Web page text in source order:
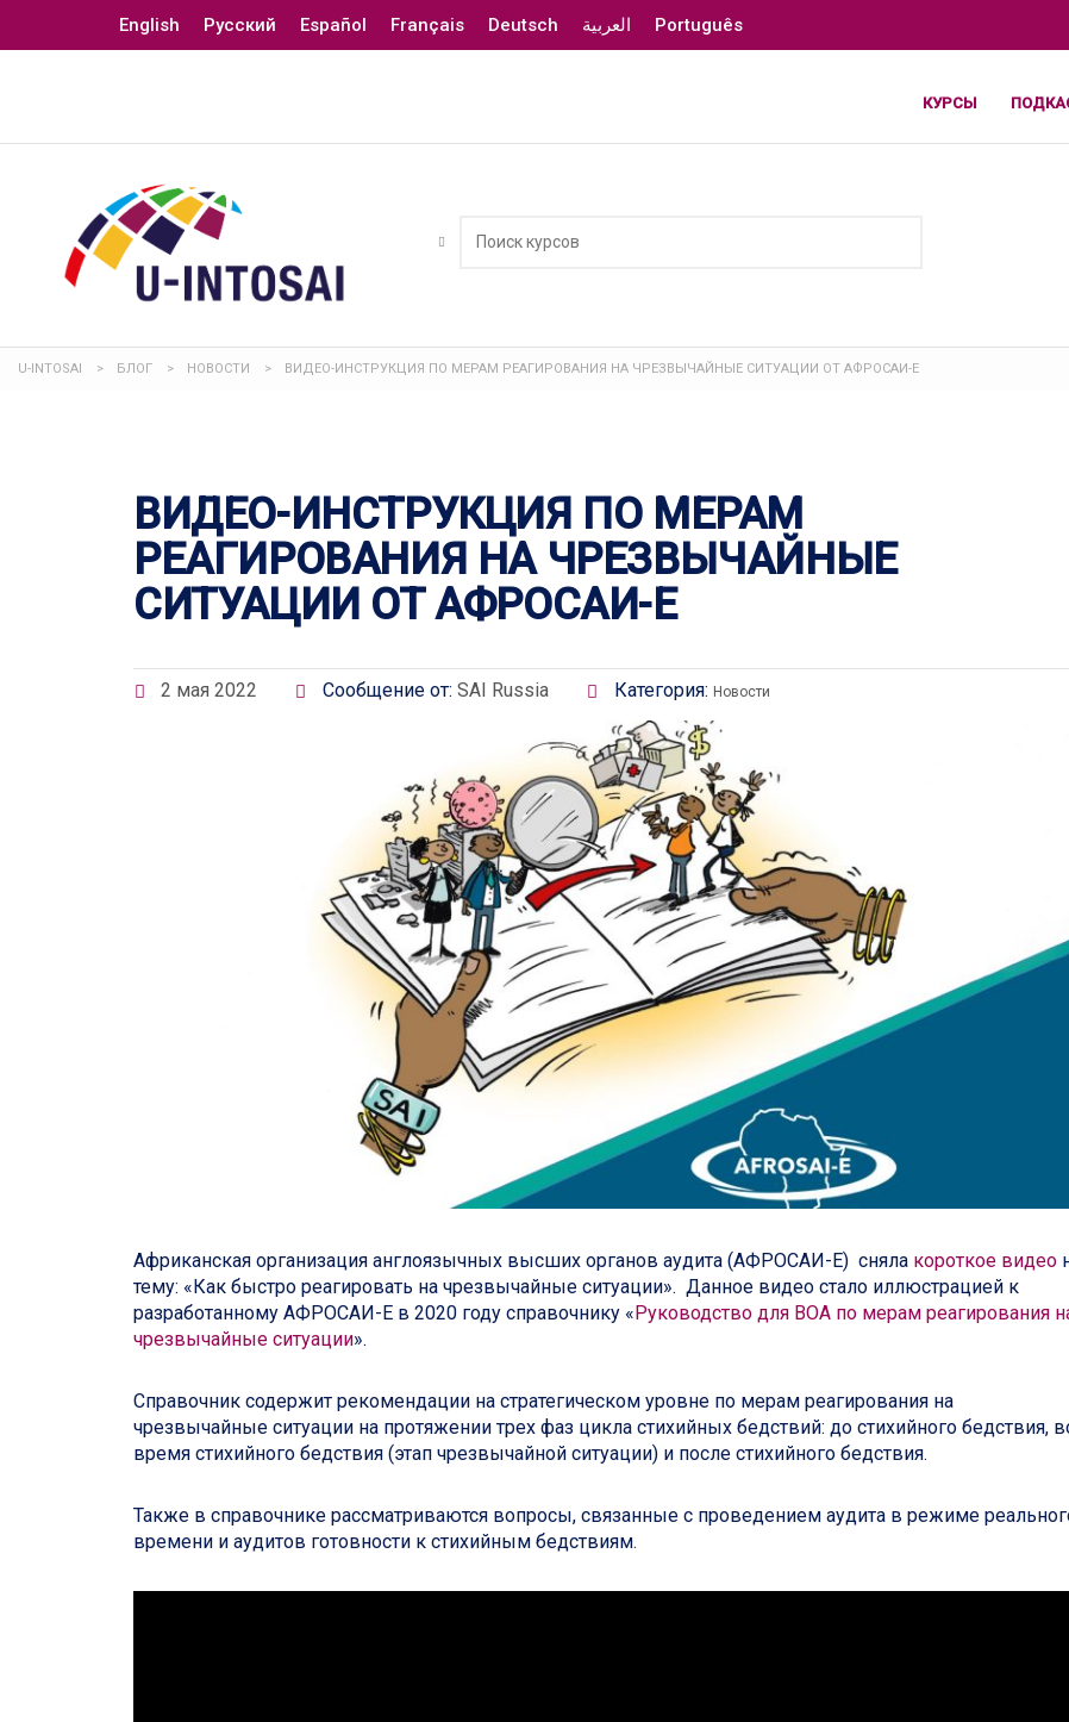
English Русский Español Français Deutsch العربية Português
КУРСЫ
U-INTOSAI > БЛОГ > НОВОСТИ > ВИДЕО-ИНСТРУКЦИЯ ПО МЕРАМ РЕАГИРОВАНИЯ НА ЧРЕЗВЫЧАЙНЫЕ СИТУАЦИИ ОТ АФРОСАИ-Е
ВИДЕО-ИНСТРУКЦИЯ ПО МЕРАМ
РЕАГИРОВАНИЯ НА ЧРЕЗВЫЧАЙНЫЕ
СИТУАЦИИ ОТ АФРОСАИ-Е
2 мая 2022 Сообщение от: SAI Russia Категория: Новости
Африканская организация англоязычных высших органов аудита (АФРОСАИ-E) сняла короткое видео
тему: «Как быстро реагировать на чрезвычайные ситуации». Данное видео стало иллюстрацией к
разработанному АФРОСАИ-Е в 2020 году справочнику «Руководство для ВОА по мерам реагирования
чрезвычайные ситуации».
Справочник содержит рекомендации на стратегическом уровне по мерам реагирования на
чрезвычайные ситуации на протяжении трех фаз цикла стихийных бедствий: до стихийного бедствия,
время стихийного бедствия (этап чрезвычайной ситуации) и после стихийного бедствия.
Также в справочнике рассматриваются вопросы, связанные с проведением аудита в режиме
времени и аудитов готовности к стихийным бедствиям.